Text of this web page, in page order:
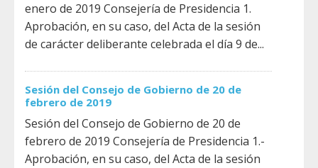
enero de 2019 Consejería de Presidencia 1.
Aprobación, en su caso, del Acta de la sesión
de carácter deliberante celebrada el día 9 de...
Sesión del Consejo de Gobierno de 20 de
febrero de 2019
Sesión del Consejo de Gobierno de 20 de
febrero de 2019 Consejería de Presidencia 1.-
Aprobación, en su caso, del Acta de la sesión